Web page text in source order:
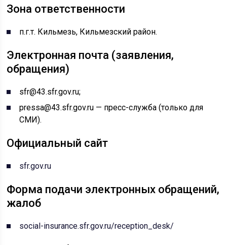
Зона ответственности
п.г.т. Кильмезь, Кильмезский район.
Электронная почта (заявления,
обращения)
sfr@43.sfr.gov.ru;
pressa@43.sfr.gov.ru — пресс-служба (только для
СМИ).
Официальный сайт
sfr.gov.ru
Форма подачи электронных обращений,
жалоб
social-insurance.sfr.gov.ru/reception_desk/